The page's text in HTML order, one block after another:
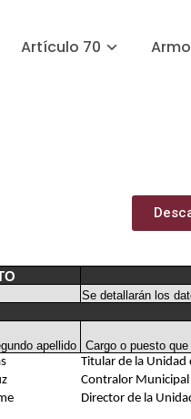
Artículo 70